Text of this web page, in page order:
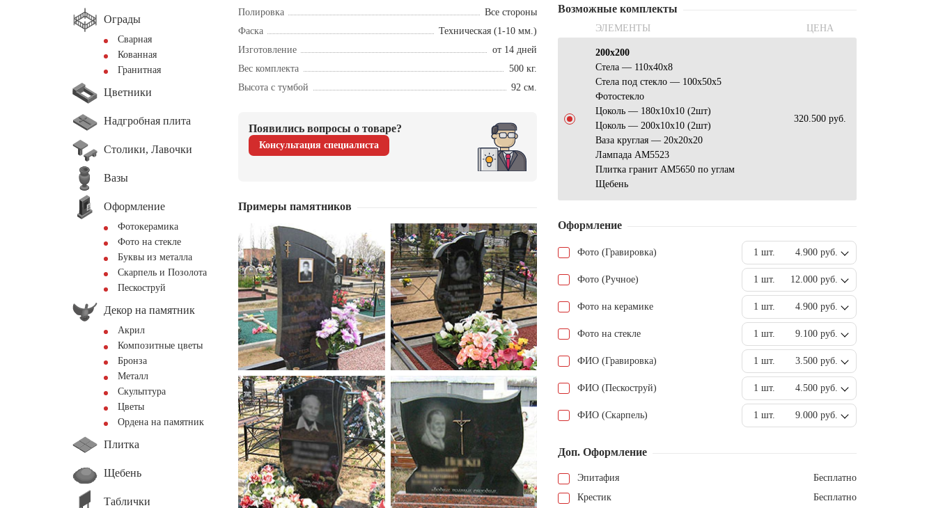
Ограды
Сварная
Кованная
Гранитная
Цветники
Надгробная плита
Столики, Лавочки
Вазы
Оформление
Фотокерамика
Фото на стекле
Буквы из металла
Скарпель и Позолота
Пескоструй
Декор на памятник
Акрил
Композитные цветы
Бронза
Металл
Скульптура
Цветы
Ордена на памятник
Плитка
Щебень
Таблички
Полировка
Все стороны
Фаска
Техническая (1-10 мм.)
Изготовление
от 14 дней
Вес комплекта
500 кг.
Высота с тумбой
92 см.
Появились вопросы о товаре?
Консультация специалиста
Примеры памятников
Возможные комплекты
ЭЛЕМЕНТЫ ЦЕНА
200х200
Стела — 110x40x8
Стела под стекло — 100х50х5
Фотостекло
Цоколь — 180х10х10 (2шт)
Цоколь — 200х10х10 (2шт)
Ваза круглая — 20х20х20
Лампада AM5523
Плитка гранит AM5650 по углам
Щебень
320.500 руб.
Оформление
Фото (Гравировка) 1 шт. 4.900 руб.
Фото (Ручное) 1 шт. 12.000 руб.
Фото на керамике 1 шт. 4.900 руб.
Фото на стекле 1 шт. 9.100 руб.
ФИО (Гравировка) 1 шт. 3.500 руб.
ФИО (Пескоструй) 1 шт. 4.500 руб.
ФИО (Скарпель) 1 шт. 9.000 руб.
Доп. Оформление
Эпитафия
Бесплатно
Крестик
Бесплатно